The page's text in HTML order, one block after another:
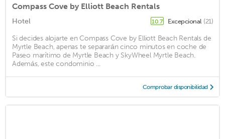
Compass Cove by Elliott Beach Rentals
Hotel 10.7 Excepcional (21)
Si decides alojarte en Compass Cove by Elliott Beach Rentals de
Myrtle Beach, apenas te separarán cinco minutos en coche de
Paseo marítimo de Myrtle Beach y SkyWheel Myrtle Beach.
Además, este condominio ...
Comprobar disponibilidad